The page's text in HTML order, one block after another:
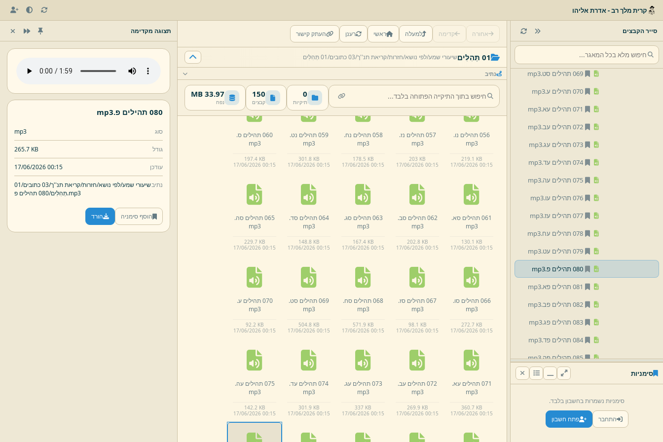
קרית מלך רב - אדרת אליהו
סייר הקבצים
066 תהילים סו.
mp3
068 תהילים סח.
069 תהילים סט.
mp3
070 תהילים ע.
mp3
071 תהילים עא.
mp3
072 תהילים עב.
mp3
073 תהילים עג.
mp3
074 תהילים עד.
mp3
075 תהילים עה.
mp3
076 תהילים עו.
mp3
077 תהילים עז.
mp3
078 תהילים עח.
mp3
079 תהילים עט.
mp3
080 תהילים פ.
mp3
081 תהילים פא.
mp3
082 תהילים פב.
mp3
083 תהילים פג.
mp3
084 תהילים פד.
mp3
085 תהילים פה.
mp3
mp3
088 תהילים פח.
089 תהילים פט.
סימניות
סימניות נשמרות בחשבון בלבד.
התחבר פתח חשבון
אחורה קדימה למעלה ראשי רענן העתק קישור
01 תְּהִלִּים שיעורי שמע/לפי נושא/חזרות/קריאת תנ''ך/03 כתובים/ 01 תְּהִלִּים
נתיב
0
תיקיות
150
קבצים
33.97 MB
נפח
051 תהילים נא.
mp3
17/06/2026 00:15
mp3
17/06/2026 00:15
mp3
17/06/2026 00:15
mp3
17/06/2026 00:15
17/06/2026 00:15
056 תהילים נו.
mp3
219.1 KB
17/06/2026 00:15
057 תהילים נז.
mp3
203 KB
17/06/2026 00:15
058 תהילים נח.
mp3
178.5 KB
17/06/2026 00:15
059 תהילים נט.
mp3
301.8 KB
17/06/2026 00:15
060 תהילים ס.
mp3
197.4 KB
17/06/2026 00:15
061 תהילים סא.
mp3
130.1 KB
17/06/2026 00:15
062 תהילים סב.
mp3
202.8 KB
17/06/2026 00:15
063 תהילים סג.
mp3
167.4 KB
17/06/2026 00:15
064 תהילים סד.
mp3
148.8 KB
17/06/2026 00:15
065 תהילים סה.
mp3
229.7 KB
17/06/2026 00:15
066 תהילים סו.
mp3
272.7 KB
17/06/2026 00:15
067 תהילים סז.
mp3
98.1 KB
17/06/2026 00:15
068 תהילים סח.
mp3
571.9 KB
17/06/2026 00:15
069 תהילים סט.
mp3
504.8 KB
17/06/2026 00:15
070 תהילים ע.
mp3
92.2 KB
17/06/2026 00:15
071 תהילים עא.
mp3
360.7 KB
17/06/2026 00:15
072 תהילים עב.
mp3
269.9 KB
17/06/2026 00:15
073 תהילים עג.
mp3
337 KB
17/06/2026 00:15
074 תהילים עד.
mp3
301.9 KB
17/06/2026 00:15
075 תהילים עה.
mp3
142.2 KB
17/06/2026 00:15
תצוגה מקדימה
080 תהילים פ. mp3
סוג mp3
גודל 265.7 KB
עודכן 17/06/2026 00:15
נתיבשיעורי שמע/לפי נושא/חזרות/קריאת תנ''ך/03 כתובים/
01
תְּהִלִּים/080 תהילים פ.mp3
הוסף סימניה הורד